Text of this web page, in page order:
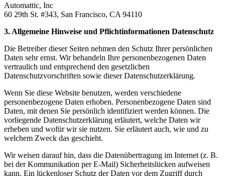
Automattic, Inc
60 29th St. #343, San Francisco, CA 94110
3. Allgemeine Hinweise und Pflichtinformationen Datenschutz
Die Betreiber dieser Seiten nehmen den Schutz Ihrer persönlichen
Daten sehr ernst. Wir behandeln Ihre personenbezogenen Daten
vertraulich und entsprechend den gesetzlichen
Datenschutzvorschriften sowie dieser Datenschutzerklärung.
Wenn Sie diese Website benutzen, werden verschiedene
personenbezogene Daten erhoben. Personenbezogene Daten sind
Daten, mit denen Sie persönlich identifiziert werden können. Die
vorliegende Datenschutzerklärung erläutert, welche Daten wir
erheben und wofür wir sie nutzen. Sie erläutert auch, wie und zu
welchem Zweck das geschieht.
Wir weisen darauf hin, dass die Datenübertragung im Internet (z. B.
bei der Kommunikation per E-Mail) Sicherheitslücken aufweisen
kann. Ein lückenloser Schutz der Daten vor dem Zugriff durch